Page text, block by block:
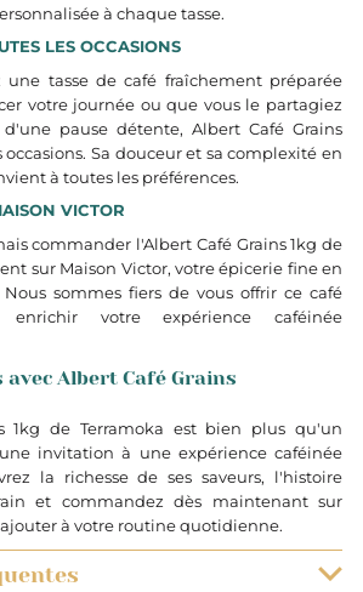
à chaque tasse.
LES OCCASIONS
une tasse de café fraîchement préparée
votre journée ou que vous le partagiez
pause détente, Albert Café Grains
Sa douceur et sa complexité en
à toutes les préférences.
VICTOR
commander l'Albert Café Grains 1kg de
sur Maison Victor, votre épicerie fine en
sommes fiers de vous offrir ce café
enrichir votre expérience caféinée
avec Albert Café Grains
1kg de Terramoka est bien plus qu'un
invitation à une expérience caféinée
la richesse de ses saveurs, l'histoire
et commandez dès maintenant sur
à votre routine quotidienne.